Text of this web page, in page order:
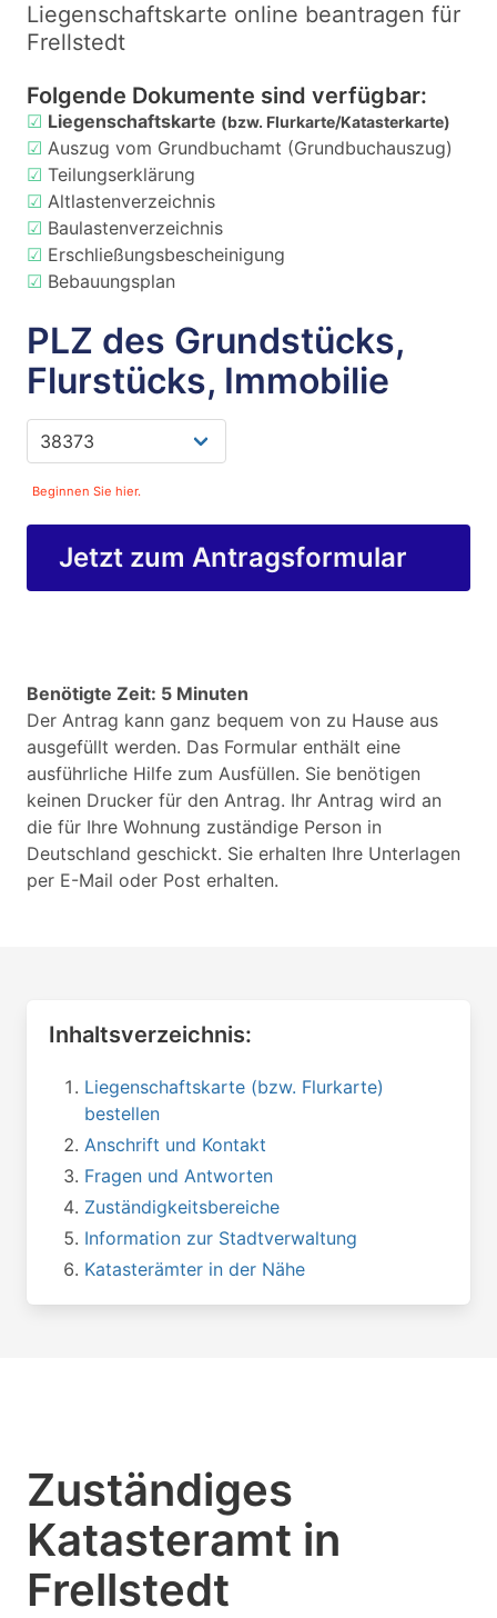
Liegenschaftskarte online beantragen für
Frellstedt
Folgende Dokumente sind verfügbar:
☑ Liegenschaftskarte (bzw. Flurkarte/Katasterkarte)
☑ Auszug vom Grundbuchamt (Grundbuchauszug)
☑ Teilungserklärung
☑ Altlastenverzeichnis
☑ Baulastenverzeichnis
☑ Erschließungsbescheinigung
☑ Bebauungsplan
PLZ des Grundstücks,
Flurstücks, Immobilie
Beginnen Sie hier.
Jetzt zum Antragsformular
Benötigte Zeit: 5 Minuten
Der Antrag kann ganz bequem von zu Hause aus
ausgefüllt werden. Das Formular enthält eine
ausführliche Hilfe zum Ausfüllen. Sie benötigen
keinen Drucker für den Antrag. Ihr Antrag wird an
die für Ihre Wohnung zuständige Person in
Deutschland geschickt. Sie erhalten Ihre Unterlagen
per E-Mail oder Post erhalten.
Inhaltsverzeichnis:
Liegenschaftskarte (bzw. Flurkarte)
bestellen
Anschrift und Kontakt
Fragen und Antworten
Zuständigkeitsbereiche
Information zur Stadtverwaltung
Katasterämter in der Nähe
Zuständiges
Katasteramt in
Frellstedt